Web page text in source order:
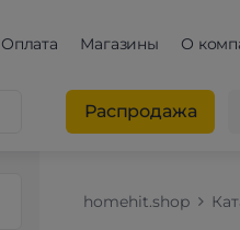
Оплата Магазины О
Распродажа
homehit.shop